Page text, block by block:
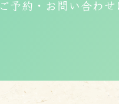
ご予約・お問い合わ